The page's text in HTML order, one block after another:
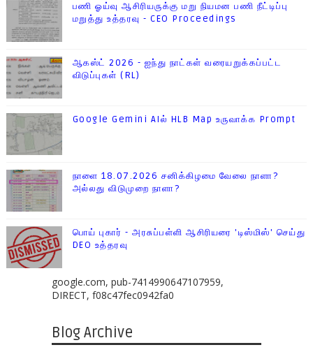
பணி ஓய்வு ஆசிரியருக்கு மறு நியமன பணி நீட்டிப்பு
மறுத்து உத்தரவு - CEO Proceedings
ஆகஸ்ட் 2026 - ஐந்து நாட்கள் வரையறுக்கப்பட்ட
விடுப்புகள் (RL)
Google Gemini AIல் HLB Map உருவாக்க Prompt
நாளை 18.07.2026 சனிக்கிழமை வேலை நாளா?
அல்லது விடுமுறை நாளா?
பொய் புகார் - அரசுப்பள்ளி ஆசிரியரை 'டிஸ்மிஸ்' செய்து
DEO உத்தரவு
google.com, pub-7414990647107959,
DIRECT, f08c47fec0942fa0
Blog Archive